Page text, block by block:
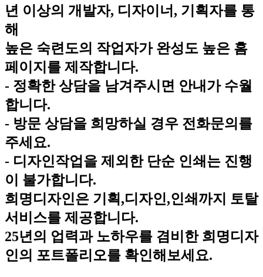
년 이상의 개발자, 디자이너, 기획자를 통
해
높은 숙련도의 작업자가 완성도 높은 홈
페이지를 제작합니다.
- 정확한 상담을 남겨주시면 안내가 수월
합니다.
- 방문 상담을 희망하실 경우 전화문의를
주세요.
- 디자인작업을 제외한 단순 인쇄는 진행
이 불가합니다.
희명디자인은 기획,디자인,인쇄까지 토탈
서비스를 제공합니다.
25년의 업력과 노하우를 겸비한 희명디자
인의 포트폴리오를 확인해보세요.